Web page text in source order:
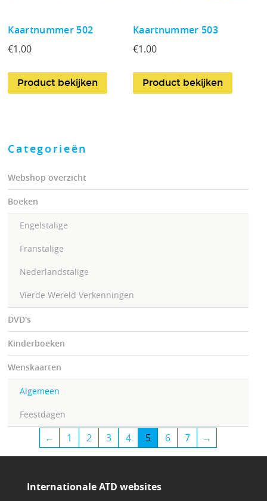
Categorieën
Webshop overzicht
Boeken
Engelstalige
Franstalige
Nederlandstalige
Vierde Wereld Verkenningen
DVD's
Kinderboeken
Wenskaarten
Algemeen
Feestdagen
Kaartnummer 502
€1.00
Product bekijken
Kaartnummer 503
€1.00
Product bekijken
← 1 2 3 4 5 6 7 →
Internationale ATD websites